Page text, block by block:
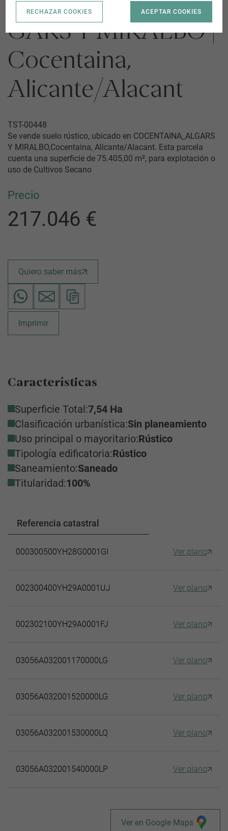
GARS Y MIRALBO |
Cocentaina,
Alicante/Alacant
TST-00448
Se vende suelo rústico, ubicado en COCENTAINA_ALGARS
Y MIRALBO,Cocentaina, Alicante/Alacant. Esta parcela
cuenta una superficie de 75.405,00 m², para explotación o
uso de Cultivos Secano
Precio
217.046 €
Quiero saber más
Imprimir
Características
Superficie Total:7,54 Ha
Clasificación urbanística:Sin planeamiento
Uso principal o mayoritario:Rústico
Tipología edificatoria:Rústico
Saneamiento:Saneado
Titularidad:100%
Referencia catastral
000300500YH28G0001GI Ver plano
002300400YH29A0001UJ Ver plano
002302100YH29A0001FJ Ver plano
03056A032001170000LG Ver plano
03056A032001520000LG Ver plano
03056A032001530000LQ Ver plano
03056A032001540000LP Ver plano
Ver en Google Maps
RECHAZAR COOKIES ACEPTAR COOKIES